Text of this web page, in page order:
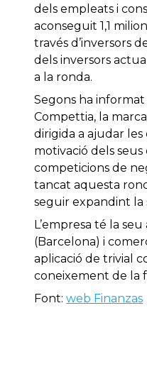
dels empleats i
aconseguit 1,1
través d’inversors
dels inversors
a la ronda.
Segons ha
Compettia, la
dirigida a ajudar les
motivació dels
competicions de
tancat aquesta
seguir expandint la
L’empresa té la
(Barcelona) i
aplicació de trivial
coneixement de la
Font: web Finanzas